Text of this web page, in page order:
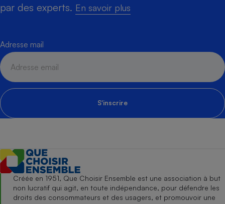
par des experts. En savoir plus
Adresse mail
S'inscrire
Créée en 1951, Que Choisir Ensemble est une association à but
non lucratif qui agit, en toute indépendance, pour défendre les
droits des consommateurs et des usagers, et promouvoir une